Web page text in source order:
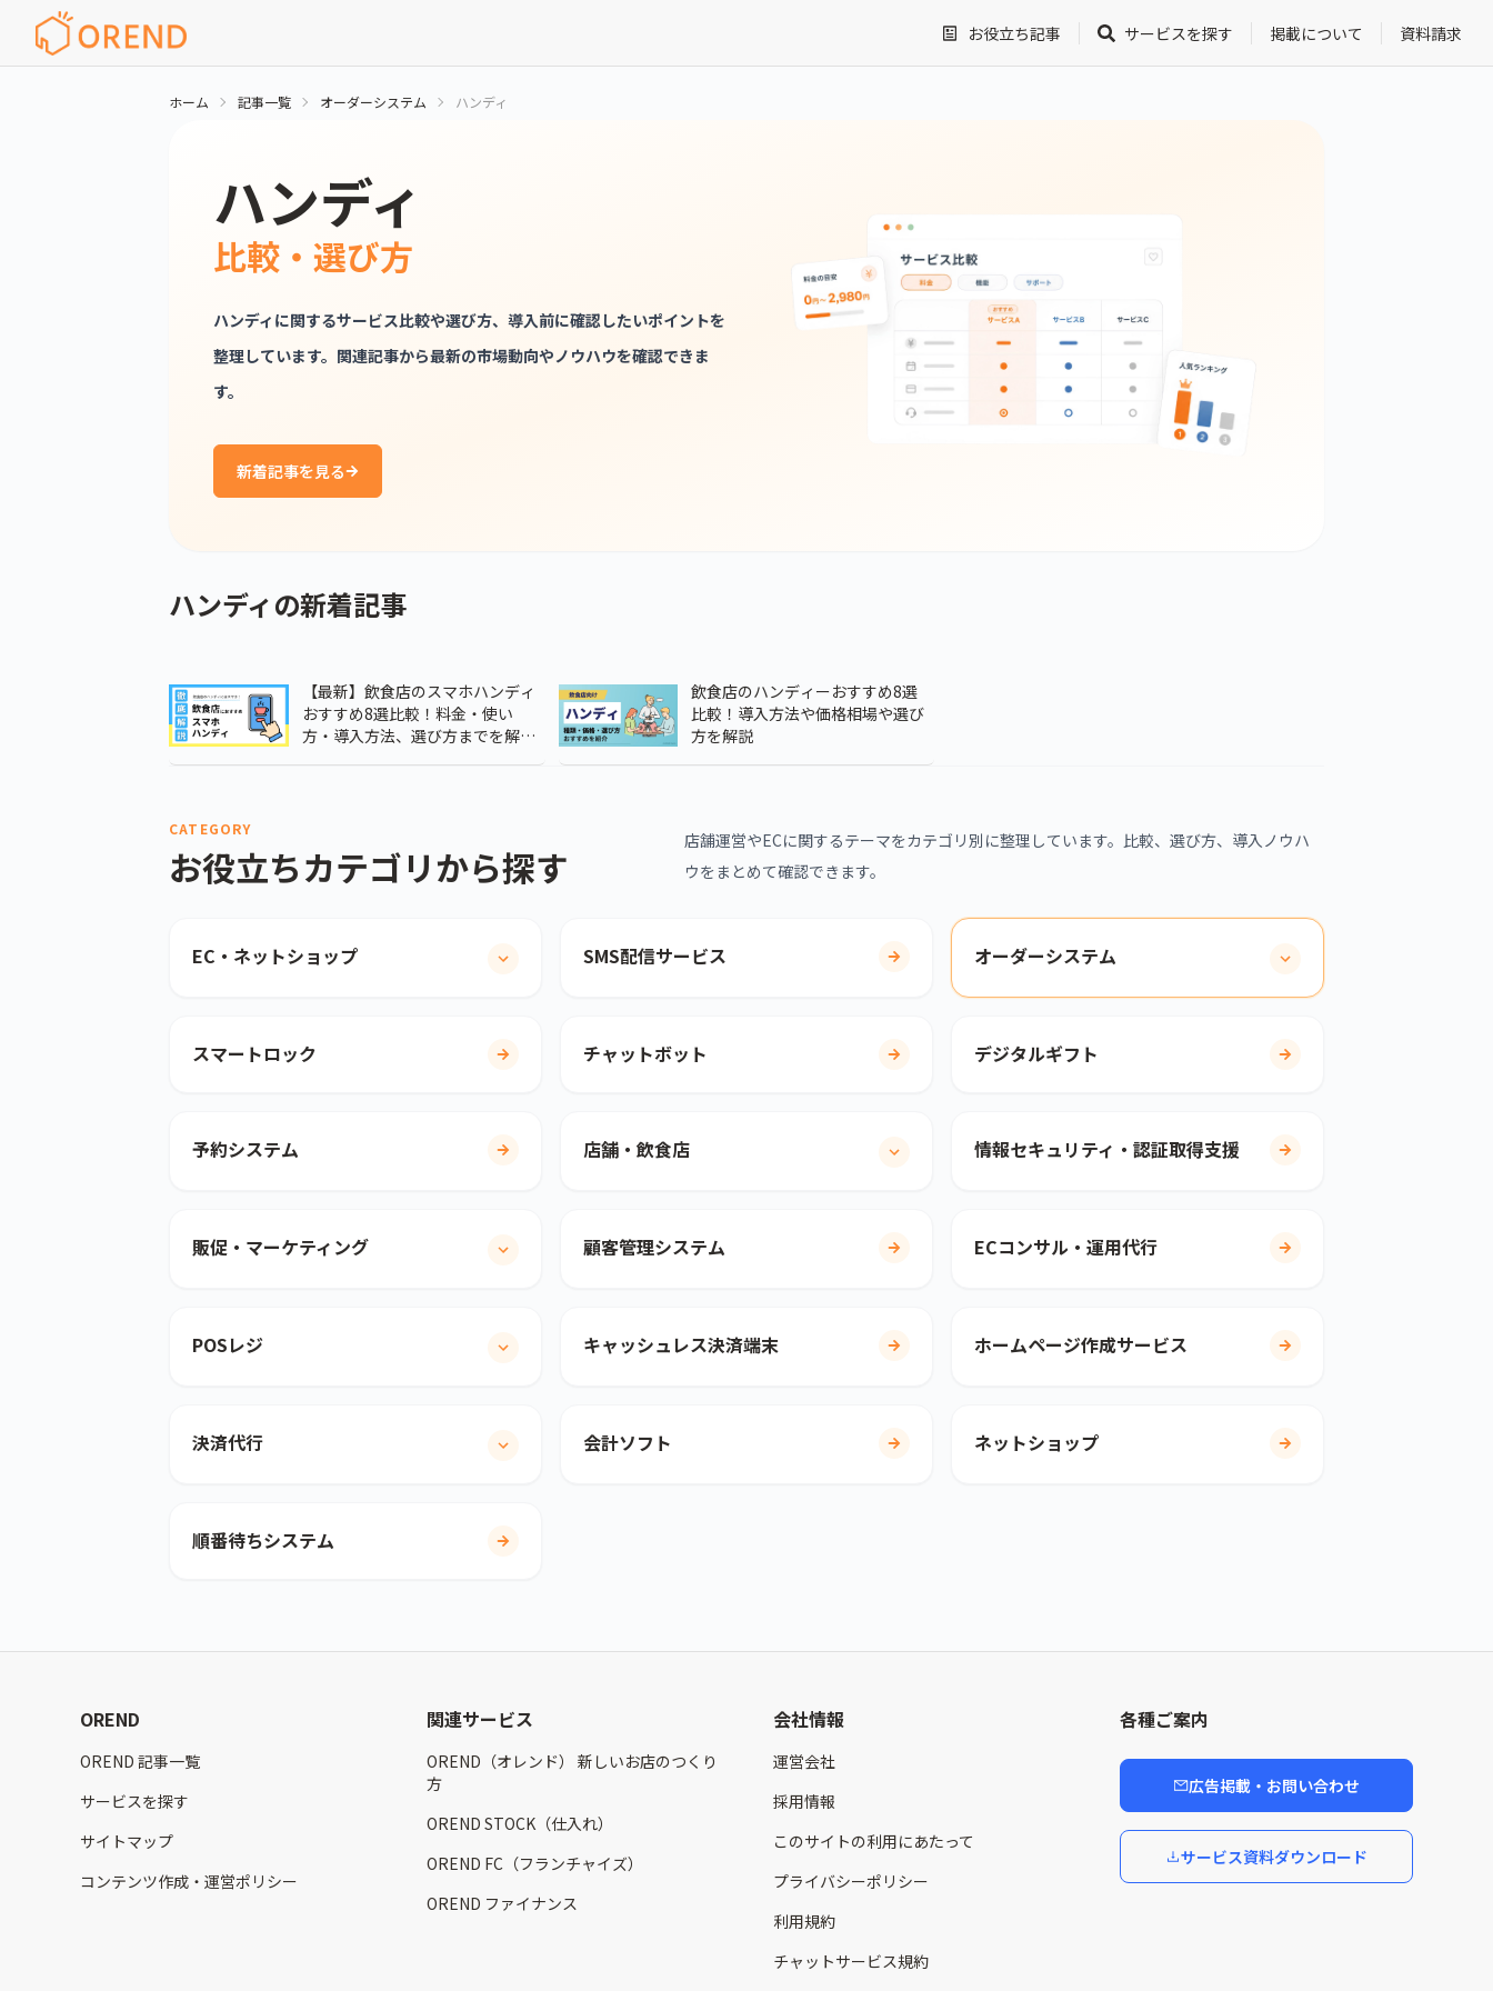
お役立ち記事 サービスを探す 掲載について 資料請求
ホーム 記事一覧 オーダーシステム ハンディ
ハンディ
比較・選び方
ハンディに関するサービス比較や選び方、導入前に確認したいポイントを
整理しています。関連記事から最新の市場動向やノウハウを確認できま
す。
新着記事を見る
ハンディの新着記事
【最新】飲食店のスマホハンディ
おすすめ8選比較！料金・使い
方・導入方法、選び方までを解
飲食店のハンディーおすすめ8選
比較！導入方法や価格相場や選び
方を解説
CATEGORY
お役立ちカテゴリから探す
店舗運営やECに関するテーマをカテゴリ別に整理しています。比較、選び方、導入ノウハ
ウをまとめて確認できます。
EC・ネットショップ SMS配信サービス オーダーシステム
スマートロック チャットボット デジタルギフト
予約システム 店舗・飲食店 情報セキュリティ・認証取得支援
販促・マーケティング 顧客管理システム ECコンサル・運用代行
POSレジ キャッシュレス決済端末 ホームページ作成サービス
決済代行 会計ソフト ネットショップ
順番待ちシステム
OREND
OREND 記事一覧
サービスを探す
サイトマップ
コンテンツ作成・運営ポリシー
関連サービス
OREND（オレンド） 新しいお店のつくり
方
OREND STOCK（仕入れ）
OREND FC（フランチャイズ）
OREND ファイナンス
会社情報
運営会社
採用情報
このサイトの利用にあたって
プライバシーポリシー
利用規約
チャットサービス規約
各種ご案内
広告掲載・お問い合わせ
サービス資料ダウンロード